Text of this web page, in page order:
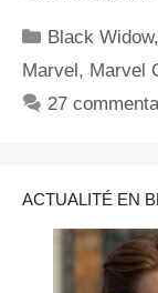
Catégories
Black Widow,
Marvel, Marvel
27
ACTUALITÉ EN